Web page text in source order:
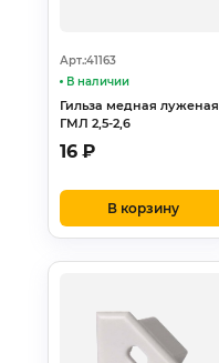
Арт.:41163
В наличии
Гильза медная луженая
ГМЛ 2,5-2,6
16 ₽
В корзину